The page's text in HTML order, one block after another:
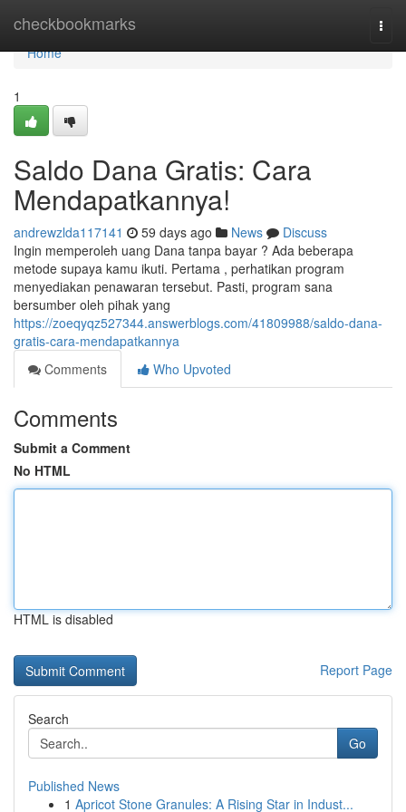
checkbookmarks
Home
Home
1
Saldo Dana Gratis: Cara
Mendapatkannya!
andrewzlda117141 59 days ago News
Discuss
Ingin memperoleh uang Dana tanpa bayar ? Ada beberapa
metode supaya kamu ikuti. Pertama , perhatikan program
menyediakan penawaran tersebut. Pasti, program sana
bersumber oleh pihak yang
https://zoeqyqz527344.answerblogs.com/41809988/saldo-dana-
gratis-cara-mendapatkannya
Comments
Who Upvoted
Comments
Submit a Comment
No HTML
HTML is disabled
Report Page
Search
Go
Published News
1 Apricot Stone Granules: A Rising Star in Indust...